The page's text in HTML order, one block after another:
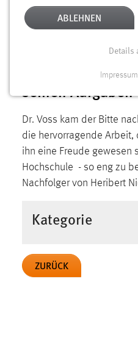
21.10.2015
Heribert
OTH Amberg-
Jahr in dieser
seinen
Dr. Voss kam der Bitte
die hervorragende
ihn eine Freude gewesen
Hochschule - so eng zu
Nachfolger von Heribert
Kategorie
ZURÜCK
ABLEHNEN
Details
Funktionen und sind für
Website erforderlich.
Einverständnis
Name:
Cookie Laufzeit:
Impressum